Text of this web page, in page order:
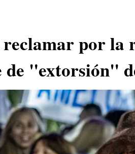
por la
de "extorsión"